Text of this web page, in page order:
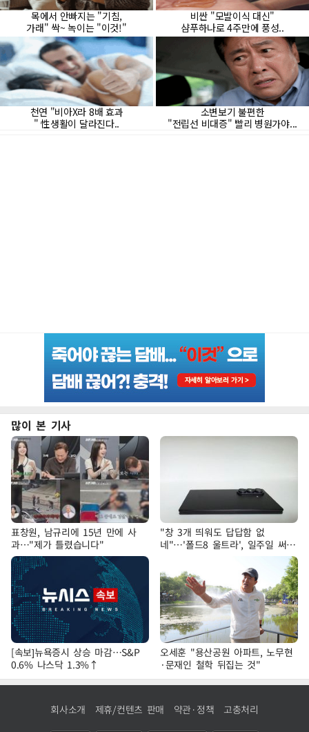
많이 본 기사
표창원, 남규리에 15년 만에 사
과…"제가 틀렸습니다"
"창 3개 띄워도 답답함 없
네"…'폴드8 울트라', 일주일 써보
[속보]뉴욕증시 상승 마감…S&P
0.6% 나스닥 1.3%↑
오세훈 "용산공원 아파트, 노무현
·문재인 철학 뒤집는 것"
회사소개 제휴/컨텐츠 판매 약관·정책 고충처리